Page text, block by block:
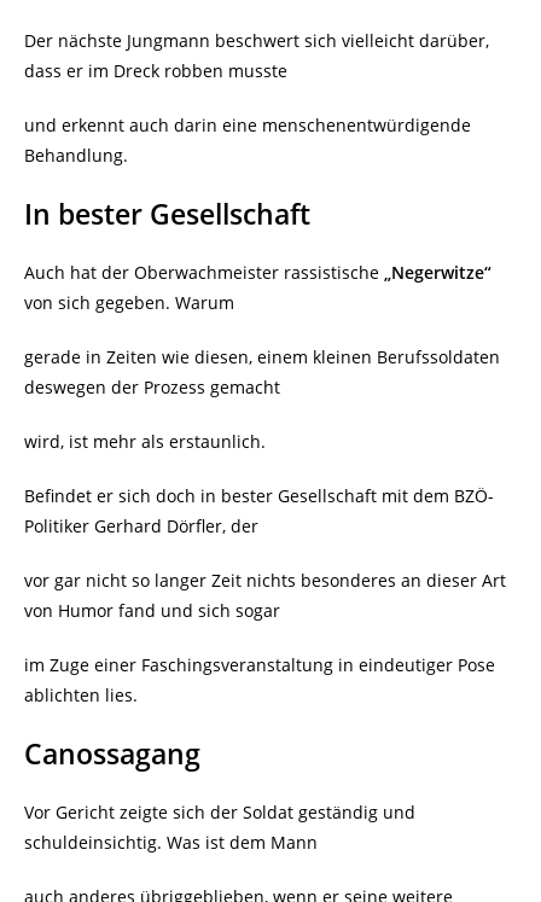
Der nächste Jungmann beschwert sich vielleicht darüber,
dass er im Dreck robben musste
und erkennt auch darin eine menschenentwürdigende
Behandlung.
In bester Gesellschaft
Auch hat der Oberwachmeister rassistische „Negerwitze“
von sich gegeben. Warum
gerade in Zeiten wie diesen, einem kleinen Berufssoldaten
deswegen der Prozess gemacht
wird, ist mehr als erstaunlich.
Befindet er sich doch in bester Gesellschaft mit dem BZÖ-
Politiker Gerhard Dörfler, der
vor gar nicht so langer Zeit nichts besonderes an dieser Art
von Humor fand und sich sogar
im Zuge einer Faschingsveranstaltung in eindeutiger Pose
ablichten lies.
Canossagang
Vor Gericht zeigte sich der Soldat geständig und
schuldeinsichtig. Was ist dem Mann
auch anderes übriggeblieben, wenn er seine weitere